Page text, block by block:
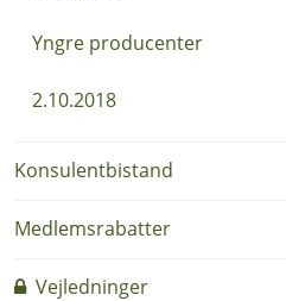
Yngre producenter
2.10.2018
Konsulentbistand
Medlemsrabatter
Vejledninger